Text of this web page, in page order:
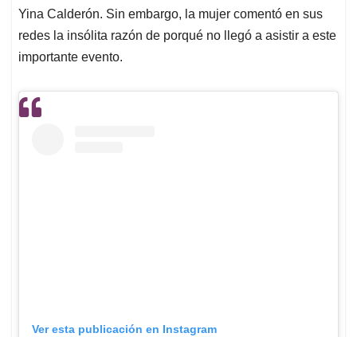
Yina Calderón. Sin embargo, la mujer comentó en sus
redes la insólita razón de porqué no llegó a asistir a este
importante evento.
Ver esta publicación en Instagram